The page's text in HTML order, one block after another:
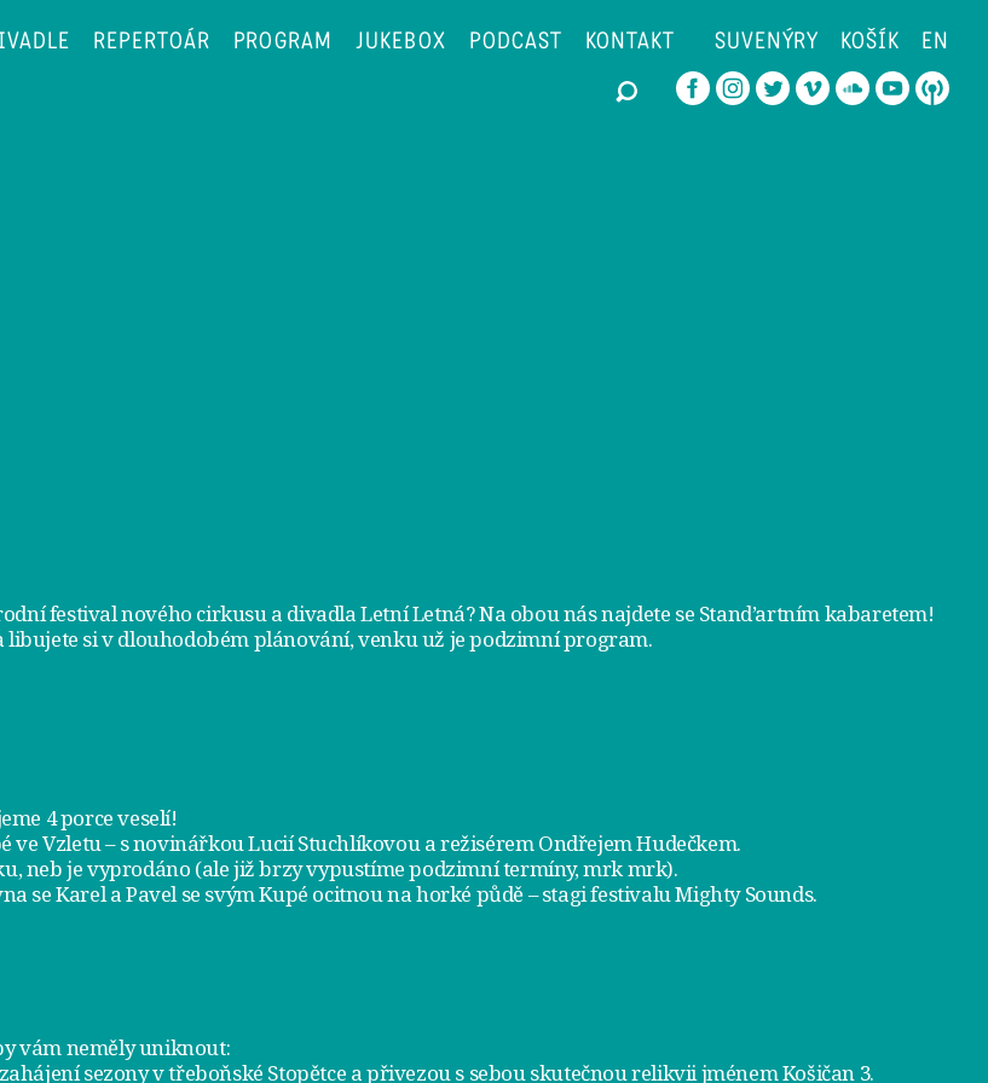
REPERTOÁR PROGRAM JUKEBOX PODCAST KONTAKT SUVENÝRY KOŠÍK EN
festival nového cirkusu a divadla Letní Letná? Na obou nás najdete se Stand’artním kabaretem!
si v dlouhodobém plánování, venku už jepodzimní program.
4 porce veselí!
ve Vzletu– s novinářkou Lucií Stuchlíkovou a režisérem Ondřejem Hudečkem.
neb je vyprodáno (ale již brzy vypustíme podzimní termíny, mrk mrk).
se Karel a Pavel se svým Kupé ocitnou na horké půdě – stagi festivalu Mighty Sounds.
vám neměly uniknout:
sezony vtřeboňské Stopětce a přivezou s sebou skutečnou relikvii jménemKošičan 3.